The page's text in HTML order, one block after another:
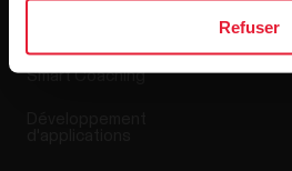
Refuser
Smart Coaching
FAQ